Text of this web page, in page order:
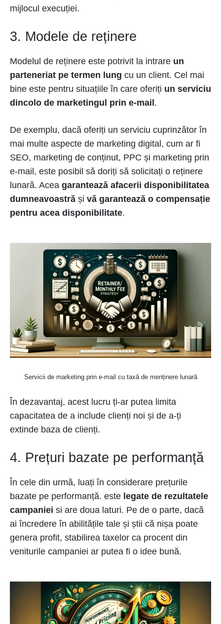
mijlocul execuției.
3. Modele de reținere
Modelul de reținere este potrivit la intrare un
parteneriat pe termen lung cu un client. Cel mai
bine este pentru situațiile în care oferiți un serviciu
dincolo de marketingul prin e-mail.
De exemplu, dacă oferiți un serviciu cuprinzător în
mai multe aspecte de marketing digital, cum ar fi
SEO, marketing de conținut, PPC și marketing prin
e-mail, este posibil să doriți să solicitați o reținere
lunară. Acea garantează afacerii disponibilitatea
dumneavoastră și vă garantează o compensație
pentru acea disponibilitate.
Servicii de marketing prin e-mail cu taxă de menținere lunară
În dezavantaj, acest lucru ți-ar putea limita
capacitatea de a include clienți noi și de a-ți
extinde baza de clienți.
4. Prețuri bazate pe performanță
În cele din urmă, luați în considerare prețurile
bazate pe performanță. este legate de rezultatele
campaniei si are doua laturi. Pe de o parte, dacă
ai încredere în abilitățile tale și știi că nișa poate
genera profit, stabilirea taxelor ca procent din
veniturile campaniei ar putea fi o idee bună.